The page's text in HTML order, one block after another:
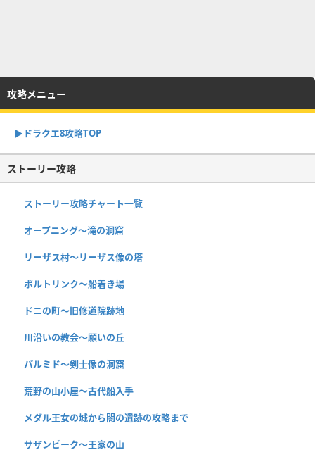
攻略メニュー
▶︎ドラクエ8攻略TOP
ストーリー攻略
ストーリー攻略チャート一覧
オープニング〜滝の洞窟
リーザス村〜リーザス像の塔
ポルトリンク〜船着き場
ドニの町〜旧修道院跡地
川沿いの教会〜願いの丘
パルミド〜剣士像の洞窟
荒野の山小屋〜古代船入手
メダル王女の城から闇の遺跡の攻略まで
サザンビーク〜王家の山